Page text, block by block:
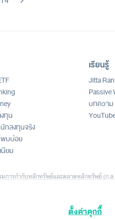
Next
ทุน
กลงทุนจริง
บบ่อย
นียม
เรียนรู้
Jitta
Passive
บทความ
ารกำกับหลักทรัพย์และตลาดหลักทรัพย์ (ก.
าวไม่ถือเป็นคำเสนอ คำแนะนำ คำเชิญชว
ะไม่สามารถใช้เป็นหลักประกันผลตอบแทน
ย เช่น ระยะเวลาและช่วงเวลาในการลง
แพร่ เพื่อประกอบการพิจารณาเท่านั้น ไม่ไ
รรมเนียมที่เกี่ยวข้องก่อนตัดสินใจลงทุน ทั้
ตั้งค่าคุกกี้